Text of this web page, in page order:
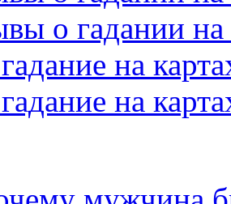
о гадании на
на
на